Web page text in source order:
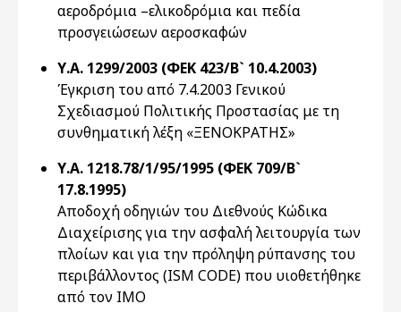
αεροδρόμια –ελικοδρόμια και πεδία
προσγειώσεων αεροσκαφών
Υ.Α. 1299/2003 (ΦΕΚ 423/Β` 10.4.2003)
Έγκριση του από 7.4.2003 Γενικού
Σχεδιασμού Πολιτικής Προστασίας με τη
συνθηματική λέξη «ΞΕΝΟΚΡΑΤΗΣ»
Υ.Α. 1218.78/1/95/1995 (ΦΕΚ 709/Β`
17.8.1995)
Αποδοχή οδηγιών του Διεθνούς Κώδικα
Διαχείρισης για την ασφαλή λειτουργία των
πλοίων και για την πρόληψη ρύπανσης του
περιβάλλοντος (ISM CODE) που υιοθετήθηκε
από τον IMO